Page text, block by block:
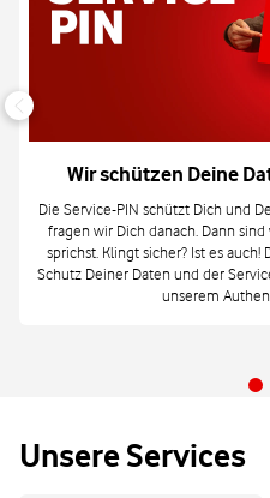
Wir schützen Deine
Die Service-PIN schützt Dich und
fragen wir Dich danach. Dann
sprichst. Klingt sicher? Ist es
Schutz Deiner Daten und der
unserem
Unsere Services